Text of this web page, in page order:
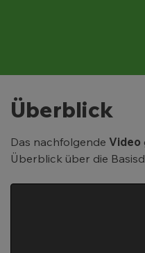
Überblick
Das nachfolgende Video
Überblick über die